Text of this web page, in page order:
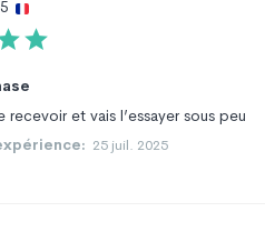
recevoir et vais l’essayer sous peu
25 juil. 2025